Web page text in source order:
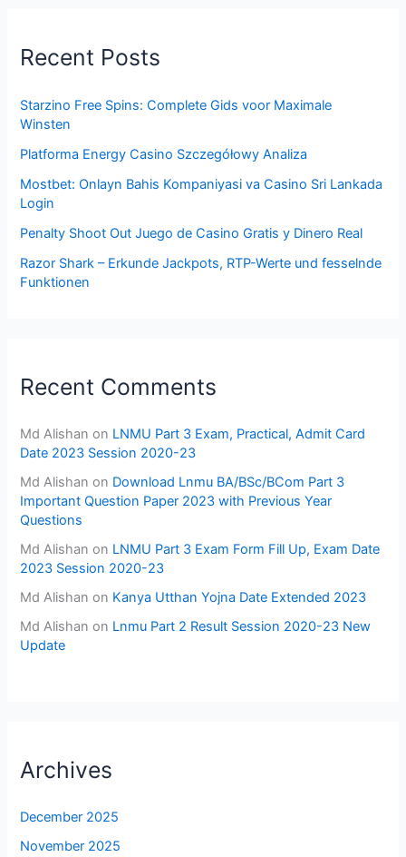
Recent Posts
Starzino Free Spins: Complete Gids voor Maximale
Winsten
Platforma Energy Casino Szczegółowy Analiza
Mostbet: Onlayn Bahis Kompaniyasi va Casino Sri Lankada
Login
Penalty Shoot Out Juego de Casino Gratis y Dinero Real
Razor Shark – Erkunde Jackpots, RTP-Werte und fesselnde
Funktionen
Recent Comments
Md Alishan on LNMU Part 3 Exam, Practical, Admit Card
Date 2023 Session 2020-23
Md Alishan on Download Lnmu BA/BSc/BCom Part 3
Important Question Paper 2023 with Previous Year
Questions
Md Alishan on LNMU Part 3 Exam Form Fill Up, Exam Date
2023 Session 2020-23
Md Alishan on Kanya Utthan Yojna Date Extended 2023
Md Alishan on Lnmu Part 2 Result Session 2020-23 New
Update
Archives
December 2025
November 2025